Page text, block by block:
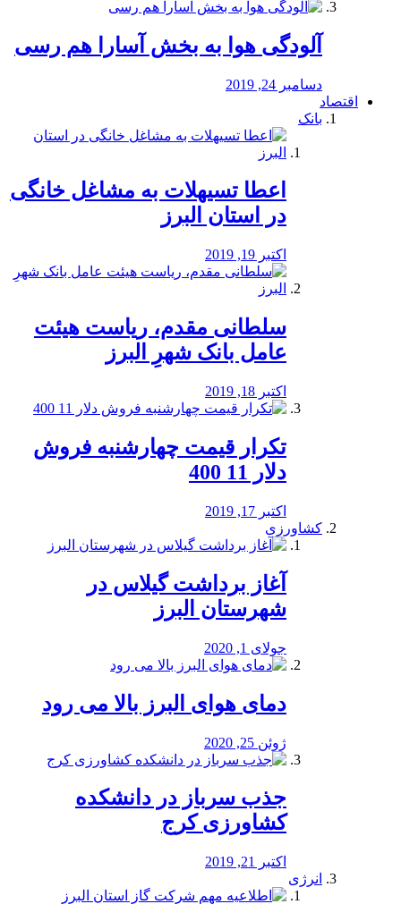
آلودگی هوا به بخش آسارا هم رسی
دسامبر 24, 2019
اقتصاد
بانک
️اعطا تسیهلات به مشاغل خانگی
در استان البرز
اکتبر 19, 2019
سلطانی مقدم، ریاست هیئت
عامل بانک شهرِ البرز
اکتبر 18, 2019
تکرار قیمت چهارشنبه فروش
دلار 11 400
اکتبر 17, 2019
کشاورزی
آغاز برداشت گیلاس در
شهرستان البرز
جولای 1, 2020
دمای هوای البرز بالا می رود
ژوئن 25, 2020
جذب سرباز در دانشکده
کشاورزی کرج
اکتبر 21, 2019
انرژی